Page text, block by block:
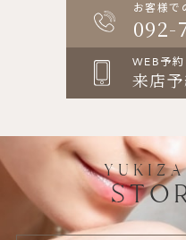
お客様で
092-
WEB予約
来店